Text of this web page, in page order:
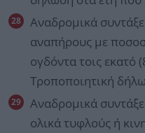
Αναδρομικά
αναπήρους με
ογδόντα τοις εκατό
Τροποποιητική
Αναδρομικά
ολικά τυφλούς ή